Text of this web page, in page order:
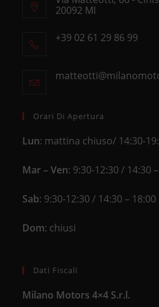
20092 MI
in
+39 02 61 29 86 99
your
Orari Di Apertura
Lun: mattina chiuso/ 14:30-
Mar – Ven: 9:30-12:30 / 14:30
Sab: 9:30-12:30 / 14:30 – 18:00
Dom: chiusi
Dati Fiscali
Milano Motors 4×4 S.r.l.